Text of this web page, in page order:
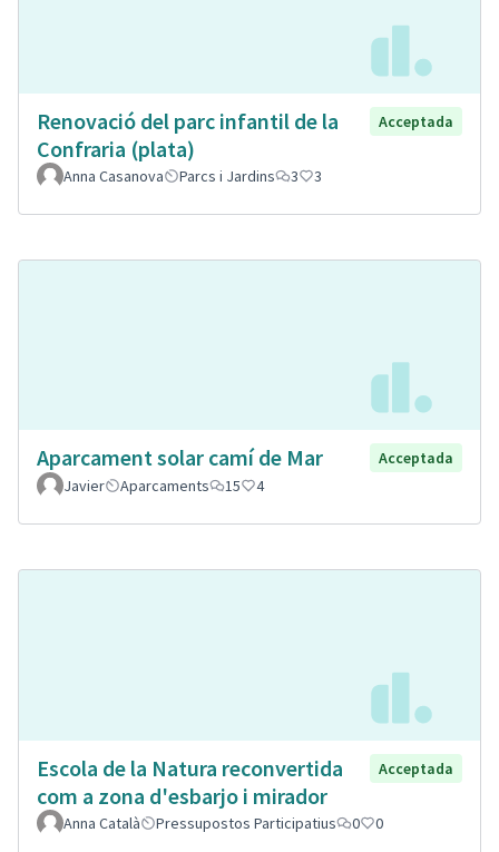
Renovació del parc infantil de la
Confraria (plata)
Acceptada
Anna Casanova Parcs i Jardins 3 3
Aparcament solar camí de Mar
Acceptada
Javier
Aparcaments 15 4
Escola de la Natura reconvertida
com a zona d'esbarjo i mirador
Acceptada
Anna Català Pressupostos Participatius 0 0